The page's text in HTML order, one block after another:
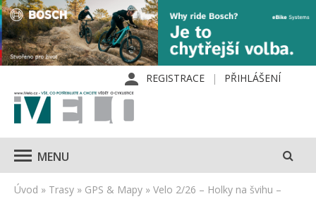
REGISTRACE PŘIHLÁŠENÍ
MENU
Úvod » Trasy » GPS & Mapy » Velo 2/26 – Holky na švihu –